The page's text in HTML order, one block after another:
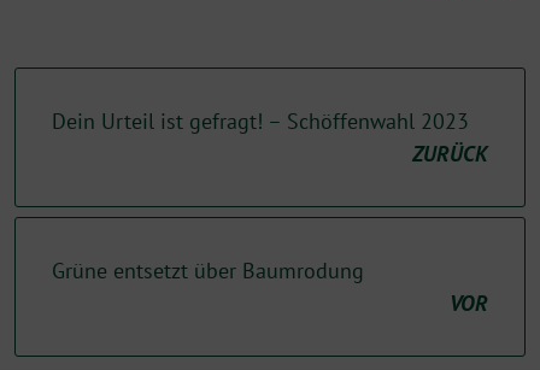
Dein Urteil ist gefragt! – Schöffenwahl 2023
ZURÜCK
Grüne entsetzt über Baumrodung
VOR